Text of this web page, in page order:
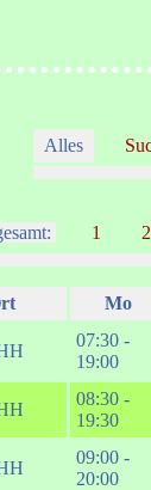
Alles
1
Mo
07:30 -
19:00
08:30 -
19:30
09:00 -
20:00